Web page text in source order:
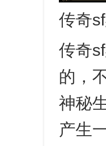
传奇
传奇
的，
神秘
产生